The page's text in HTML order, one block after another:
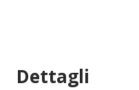
Dettagli